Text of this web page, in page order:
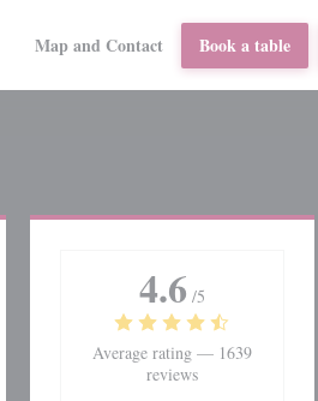
((opens in a new window))
Map and Contact Book a table
4.6 /5
Average rating — 1639
reviews